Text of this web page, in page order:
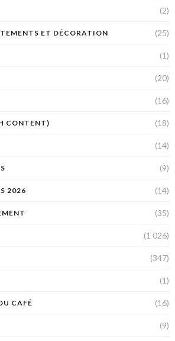
(2)
ET DÉCORATION (25)
(1)
(20)
(16)
CONTENT) (18)
(14)
(9)
2026 (14)
(35)
(1 026)
(347)
(1)
CAFÉ (16)
(9)